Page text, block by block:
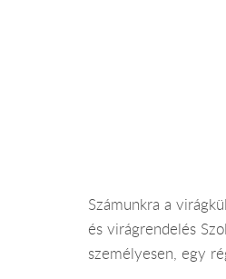
Számunkra a
és virágrendelés
személyesen, egy